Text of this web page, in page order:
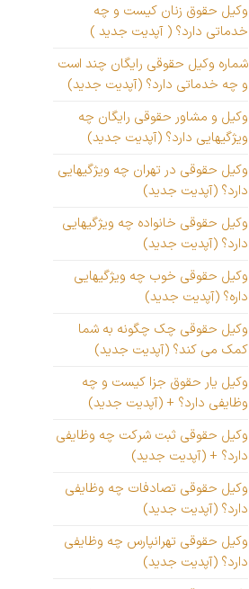
وکیل حقوق زنان کیست و چه
خدماتی دارد؟ ( آپدیت جدید )
شماره وکیل حقوقی رایگان چند است
و چه خدماتی دارد؟ (آپدیت جدید)
وکیل و مشاور حقوقی رایگان چه
ویژگیهایی دارد؟ (آپدیت جدید)
وکیل حقوقی در تهران چه ویژگیهایی
دارد؟ (آپدیت جدید)
وکیل حقوقی خانواده چه ویژگیهایی
دارد؟ (آپدیت جدید)
وکیل حقوقی خوب چه ویژگیهایی
داره؟ (آپدیت جدید)
وکیل حقوقی چک چگونه به شما
کمک می کند؟ (آپدیت جدید)
وکیل یار حقوق جزا کیست و چه
وظایفی دارد؟ + (آپدیت جدید)
وکیل حقوقی ثبت شرکت چه وظایفی
دارد؟ + (آپدیت جدید)
وکیل حقوقی تصادفات چه وظایفی
دارد؟ (آپدیت جدید)
وکیل حقوقی تهرانپارس چه وظایفی
دارد؟ (آپدیت جدید)